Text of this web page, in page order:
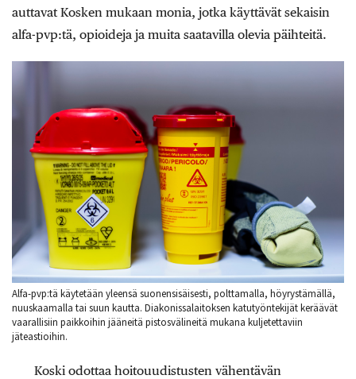
auttavat Kosken mukaan monia, jotka käyttävät sekaisin
alfa-pvp:tä, opioideja ja muita saatavilla olevia päihteitä.
Alfa-pvp:tä käytetään yleensä suonensisäisesti, polttamalla, höyrystämällä,
nuuskaamalla tai suun kautta. Diakonissalaitoksen katutyöntekijät keräävät
vaarallisiin paikkoihin jääneitä pistosvälineitä mukana kuljetettaviin
jäteastioihin.
Koski odottaa hoitouudistusten vähentävän